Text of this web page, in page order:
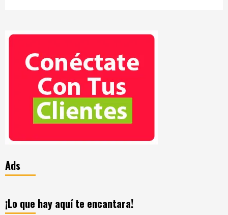
Ads
¡Lo que hay aquí te encantara!